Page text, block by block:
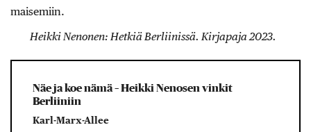
maisemiin.
Heikki Nenonen: Hetkiä Berliinissä. Kirjapaja 2023.
Näe ja koe nämä – Heikki Nenosen vinkit
Berliiniin
Karl-Marx-Allee